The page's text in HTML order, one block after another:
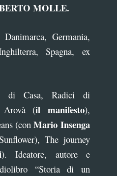
MOLLE.
Germania,
Spagna, ex
di Casa, Radici di
Arovà (il manifesto),
(conMario Insenga
The journey
). Ideatore, autore e
“Storia di un